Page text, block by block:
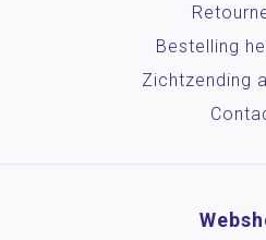
Bestelling
Zichtzending